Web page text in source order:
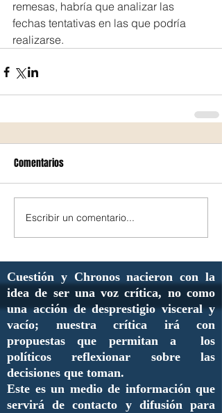
remesas, habría que analizar las
fechas tentativas en las que podría
realizarse.
Comentarios
Escribir un comentario...
Cuestión y Chronos nacieron con la
idea de ser una voz crítica, no como
una acción de desprestigio visceral y
vacío; nuestra crítica irá con
propuestas que permitan a los
políticos reflexionar sobre las
decisiones que toman.
Este es un medio de información que
servirá de contacto y difusión para